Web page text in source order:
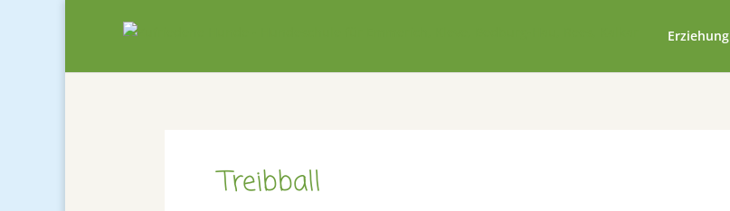
Erziehung
Treibball